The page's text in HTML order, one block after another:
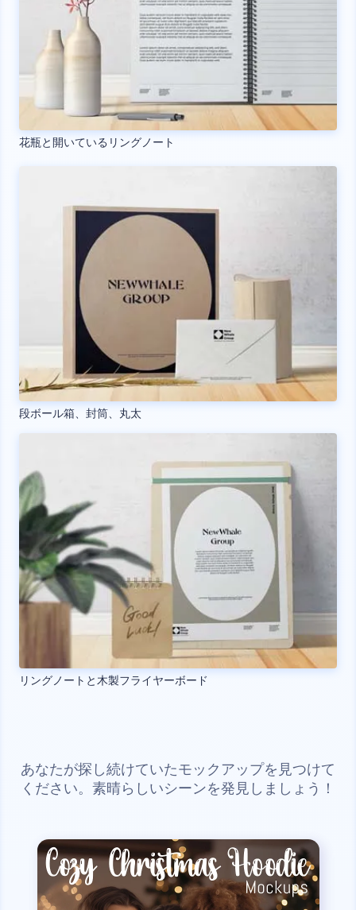
花瓶と開いているリングノート
段ボール箱、封筒、丸太
リングノートと木製フライヤーボード
あなたが探し続けていたモックアップを見つけて
ください。素晴らしいシーンを発見しましょう！